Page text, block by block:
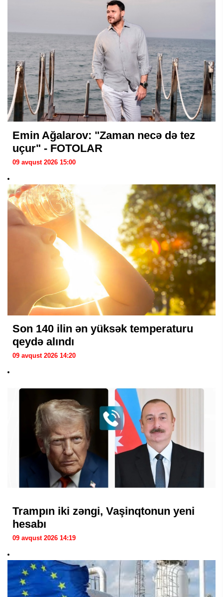
Emin Ağalarov: "Zaman necə də tez
uçur" - FOTOLAR
09 avqust 2026 15:00
Son 140 ilin ən yüksək temperaturu
qeydə alındı
09 avqust 2026 14:20
Trampın iki zəngi, Vaşinqtonun yeni
hesabı
09 avqust 2026 14:19